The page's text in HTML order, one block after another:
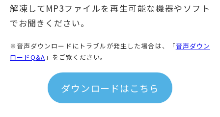
解凍してMP3ファイルを再生可能な機器やソフト
でお聞きください。
※音声ダウンロードにトラブルが発生した場合は、「音声ダウン
ロードQ&A 」をご覧ください。
ダウンロードはこちら